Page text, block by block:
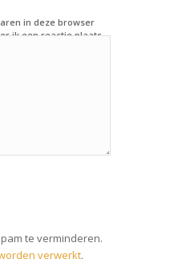
in deze browser
ik een reactie plaats.
te verminderen.
verwerkt.